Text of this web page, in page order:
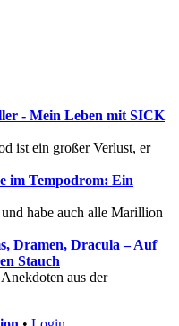
- Mein Leben mit SICK
ist ein großer Verlust, er
Tempodrom: Ein
habe auch alle Marillion
Dramen, Dracula – Auf
Stauch
aus der